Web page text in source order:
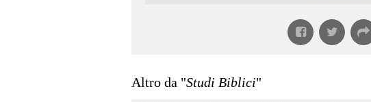
Altro da "Studi Biblici"